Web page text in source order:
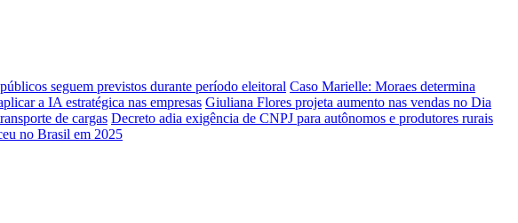
seguem previstos durante período eleitoral Caso Marielle: Moraes determina
a IA estratégica nas empresas Giuliana Flores projeta aumento nas vendas no Dia
de cargas Decreto adia exigência de CNPJ para autônomos e produtores rurais
no Brasil em 2025